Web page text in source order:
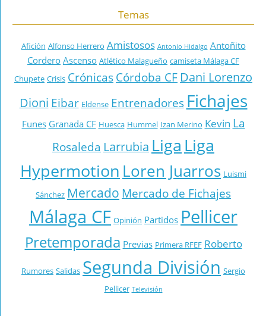
Temas
Afición Alfonso Herrero Amistosos Antonio Hidalgo Antoñito
CorderoAscenso Atlético Malagueño camiseta Málaga CF
Chupete Crisis Crónicas Córdoba CF Dani Lorenzo
Dioni Eibar Eldense Entrenadores Fichajes
Funes Granada CF Huesca Hummel Izan Merino Kevin La
Rosaleda Larrubia Liga Liga
Hypermotion Loren Juarros Luismi
Sánchez Mercado Mercado de Fichajes
Málaga CF Opinión Partidos Pellicer
Pretemporada Previas Primera RFEF Roberto
Rumores Salidas Segunda División Sergio
Pellicer Televisión